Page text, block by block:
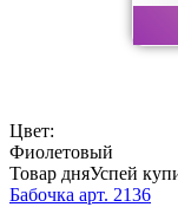
Цвет:
Фиолетовый
Товар дняУспей
Бабочка арт. 2136